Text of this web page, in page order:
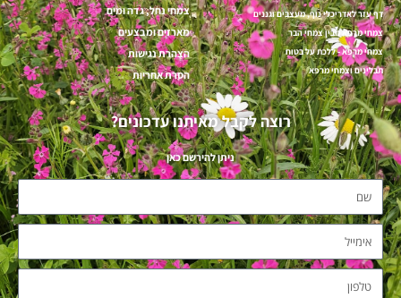
דף עזר לאדריכלי נוף, מעצבים וגננים
צמחי מרפא מבין צמחי הבר
צמחי מרפא - ללכת על בטוח
תבלינים וצמחי מרפא
צמחי נחל, גדה ומים
מארזים ומבצעים
הצהרת נגישות
הסרת אחריות
רוצה לקבל מאיתנו עדכונים?
ניתן להירשם כאן
שם
אימייל
טלפון